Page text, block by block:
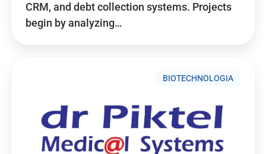
CRM, and debt collection systems. Projects
begin by analyzing…
BIOTECHNOLOGIA